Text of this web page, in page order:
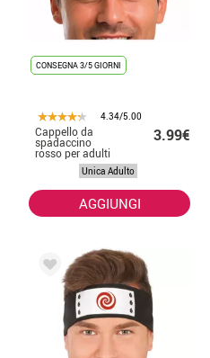
CONSEGNA 3/5 GIORNI
4.34/5.00
Cappello da
spadaccino
rosso per adulti
3.99€
Unica Adulto
AGGIUNGI